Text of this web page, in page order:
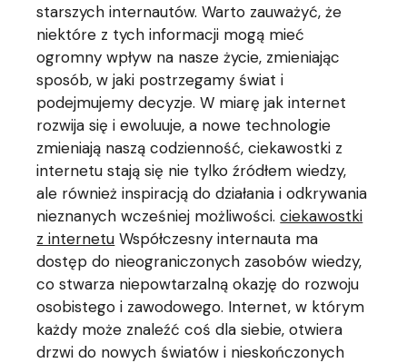
starszych internautów. Warto zauważyć, że
niektóre z tych informacji mogą mieć
ogromny wpływ na nasze życie, zmieniając
sposób, w jaki postrzegamy świat i
podejmujemy decyzje. W miarę jak internet
rozwija się i ewoluuje, a nowe technologie
zmieniają naszą codzienność, ciekawostki z
internetu stają się nie tylko źródłem wiedzy,
ale również inspiracją do działania i odkrywania
nieznanych wcześniej możliwości.ciekawostki
z internetu Współczesny internauta ma
dostęp do nieograniczonych zasobów wiedzy,
co stwarza niepowtarzalną okazję do rozwoju
osobistego i zawodowego. Internet, w którym
każdy może znaleźć coś dla siebie, otwiera
drzwi do nowych światów i nieskończonych